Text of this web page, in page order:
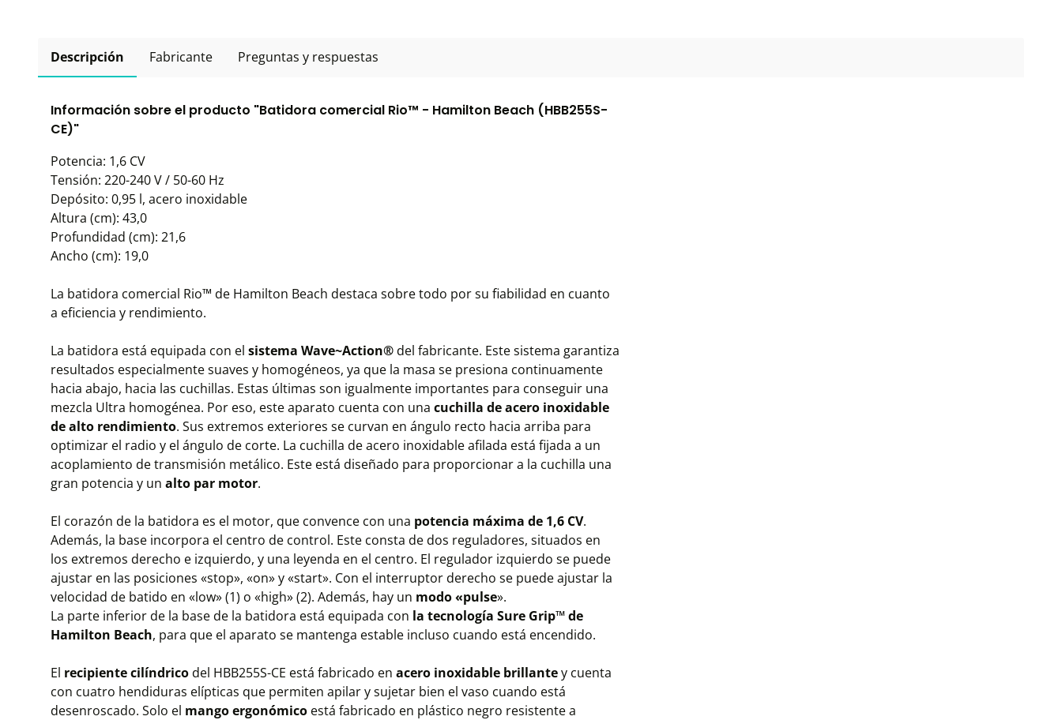
Descripción Fabricante Preguntas y respuestas
Información sobre el producto "Batidora comercial Rio™ - Hamilton Beach (HBB255S-
CE)"
Potencia: 1,6 CV
Tensión: 220-240 V / 50-60 Hz
Depósito: 0,95 l, acero inoxidable
Altura (cm): 43,0
Profundidad (cm): 21,6
Ancho (cm): 19,0
La batidora comercial Rio™ de Hamilton Beach destaca sobre todo por su fiabilidad en cuanto
a eficiencia y rendimiento.
La batidora está equipada con el sistema Wave~Action®del fabricante. Este sistema garantiza
resultados especialmente suaves y homogéneos, ya que la masa se presiona continuamente
hacia abajo, hacia las cuchillas. Estas últimas son igualmente importantes para conseguir una
mezcla Ultra homogénea. Por eso, este aparato cuenta con una cuchilla de acero inoxidable
de alto rendimiento. Sus extremos exteriores se curvan en ángulo recto hacia arriba para
optimizar el radio y el ángulo de corte. La cuchilla de acero inoxidable afilada está fijada a un
acoplamiento de transmisión metálico. Este está diseñado para proporcionar a la cuchilla una
gran potencia y un alto par motor.
El corazón de la batidora es el motor, que convence con una potencia máxima de 1,6 CV.
Además, la base incorpora el centro de control. Este consta de dos reguladores, situados en
los extremos derecho e izquierdo, y una leyenda en el centro. El regulador izquierdo se puede
ajustar en las posiciones «stop», «on» y «start». Con el interruptor derecho se puede ajustar la
velocidad de batido en «low» (1) o «high» (2). Además, hay un modo «pulse».
La parte inferior de la base de la batidora está equipada con la tecnología Sure Grip™ de
Hamilton Beach, para que el aparato se mantenga estable incluso cuando está encendido.
El recipiente cilíndricodel HBB255S-CE está fabricado en acero inoxidable brillantey cuenta
con cuatro hendiduras elípticas que permiten apilar y sujetar bien el vaso cuando está
desenroscado. Solo el mango ergonómico está fabricado en plástico negro resistente a